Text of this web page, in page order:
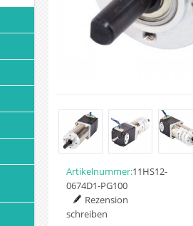
Artikelnummer:11HS12-
0674D1-PG100
Rezension
schreiben